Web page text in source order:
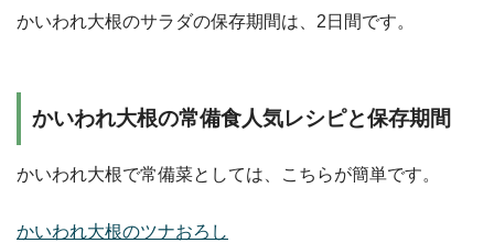
かいわれ大根のサラダの保存期間は、2日間です。
かいわれ大根の常備食人気レシピと保存期間
かいわれ大根で常備菜としては、こちらが簡単です。
かいわれ大根のツナおろし